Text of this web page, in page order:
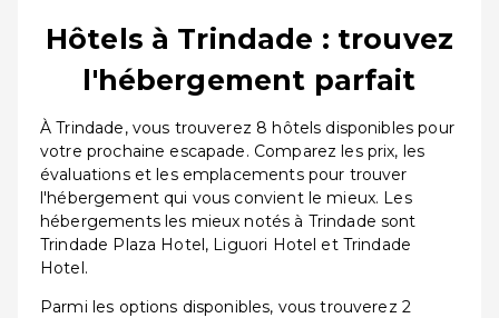
Hôtels à Trindade : trouvez
l'hébergement parfait
À Trindade, vous trouverez 8 hôtels disponibles pour
votre prochaine escapade. Comparez les prix, les
évaluations et les emplacements pour trouver
l'hébergement qui vous convient le mieux. Les
hébergements les mieux notés à Trindade sont
Trindade Plaza Hotel, Liguori Hotel et Trindade
Hotel.
Parmi les options disponibles, vous trouverez 2